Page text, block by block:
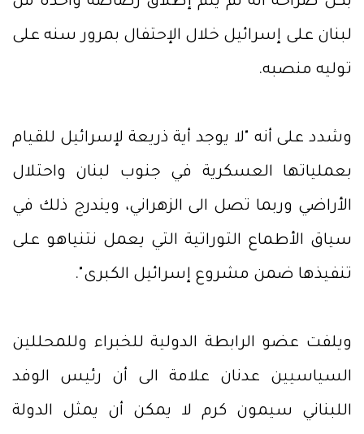
لبنان على إسرائيل خلال الإحتفال بمرور سنه على
توليه منصبه.
وشدد على أنه "لا يوجد أية ذريعة لإسرائيل للقيام
بعملياتها العسكرية في جنوب لبنان واحتلال
الأراضي وربما تصل الى الزهراني، ويندرج ذلك في
سياق الأطماع التوراتية التي يعمل نتنياهو على
تنفيذها ضمن مشروع إسرائيل الكبرى".
ويلفت عضو الرابطة الدولية للخبراء وللمحللين
السياسيين عدنان علامة الى أن رئيس الوفد
اللبناني سيمون كرم لا يمكن أن يمثل الدولة